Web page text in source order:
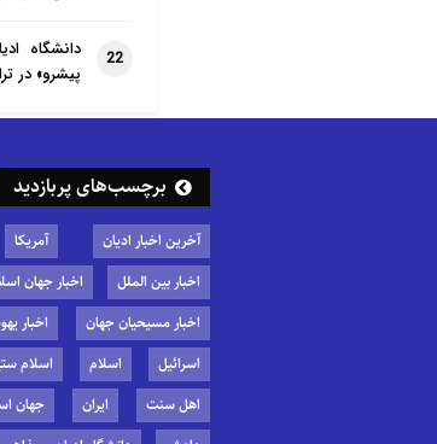
22
دانشگاه
پیشرو» در
برچسب‌های پربازدید
آخرین اخبار ادیان آمریکا
اخبار بین الملل
اخبار جهان
اخبار مسیحیان جهان
اخبار
اسرائیل
اسلام اسلام
اهل سنت
ایران جهان